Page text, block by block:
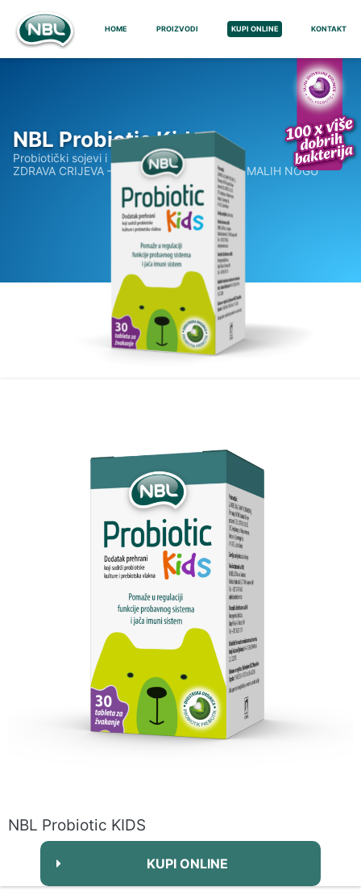
HOME PROIZVODI KUPI ONLINE KONTAKT
NBL Probiotic Kids
Probiotički sojevi i prebiotici
ZDRAVA CRIJEVA – ZDRAV ORGANIZAM OD MALIH NOGU
NBL Probiotic KIDS
KUPI ONLINE